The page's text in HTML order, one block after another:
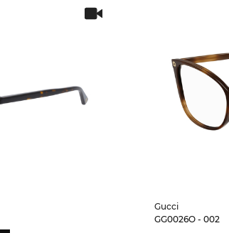
Gucci
GG0026O - 002